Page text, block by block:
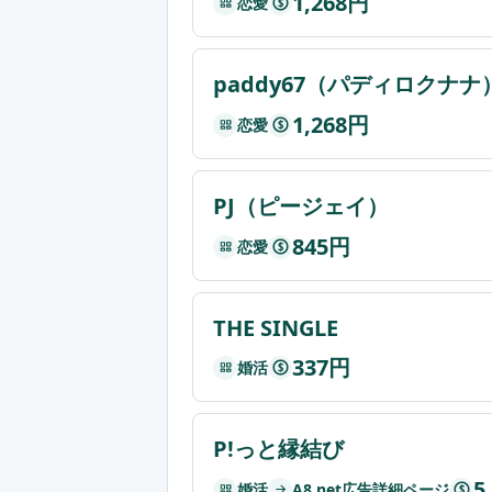
paddy67（パディロクナナ）
恋愛 $ 1,268円
PJ（ピージェイ）
恋愛 $ 845円
THE SINGLE
婚活 $ 337円
P!っと縁結び